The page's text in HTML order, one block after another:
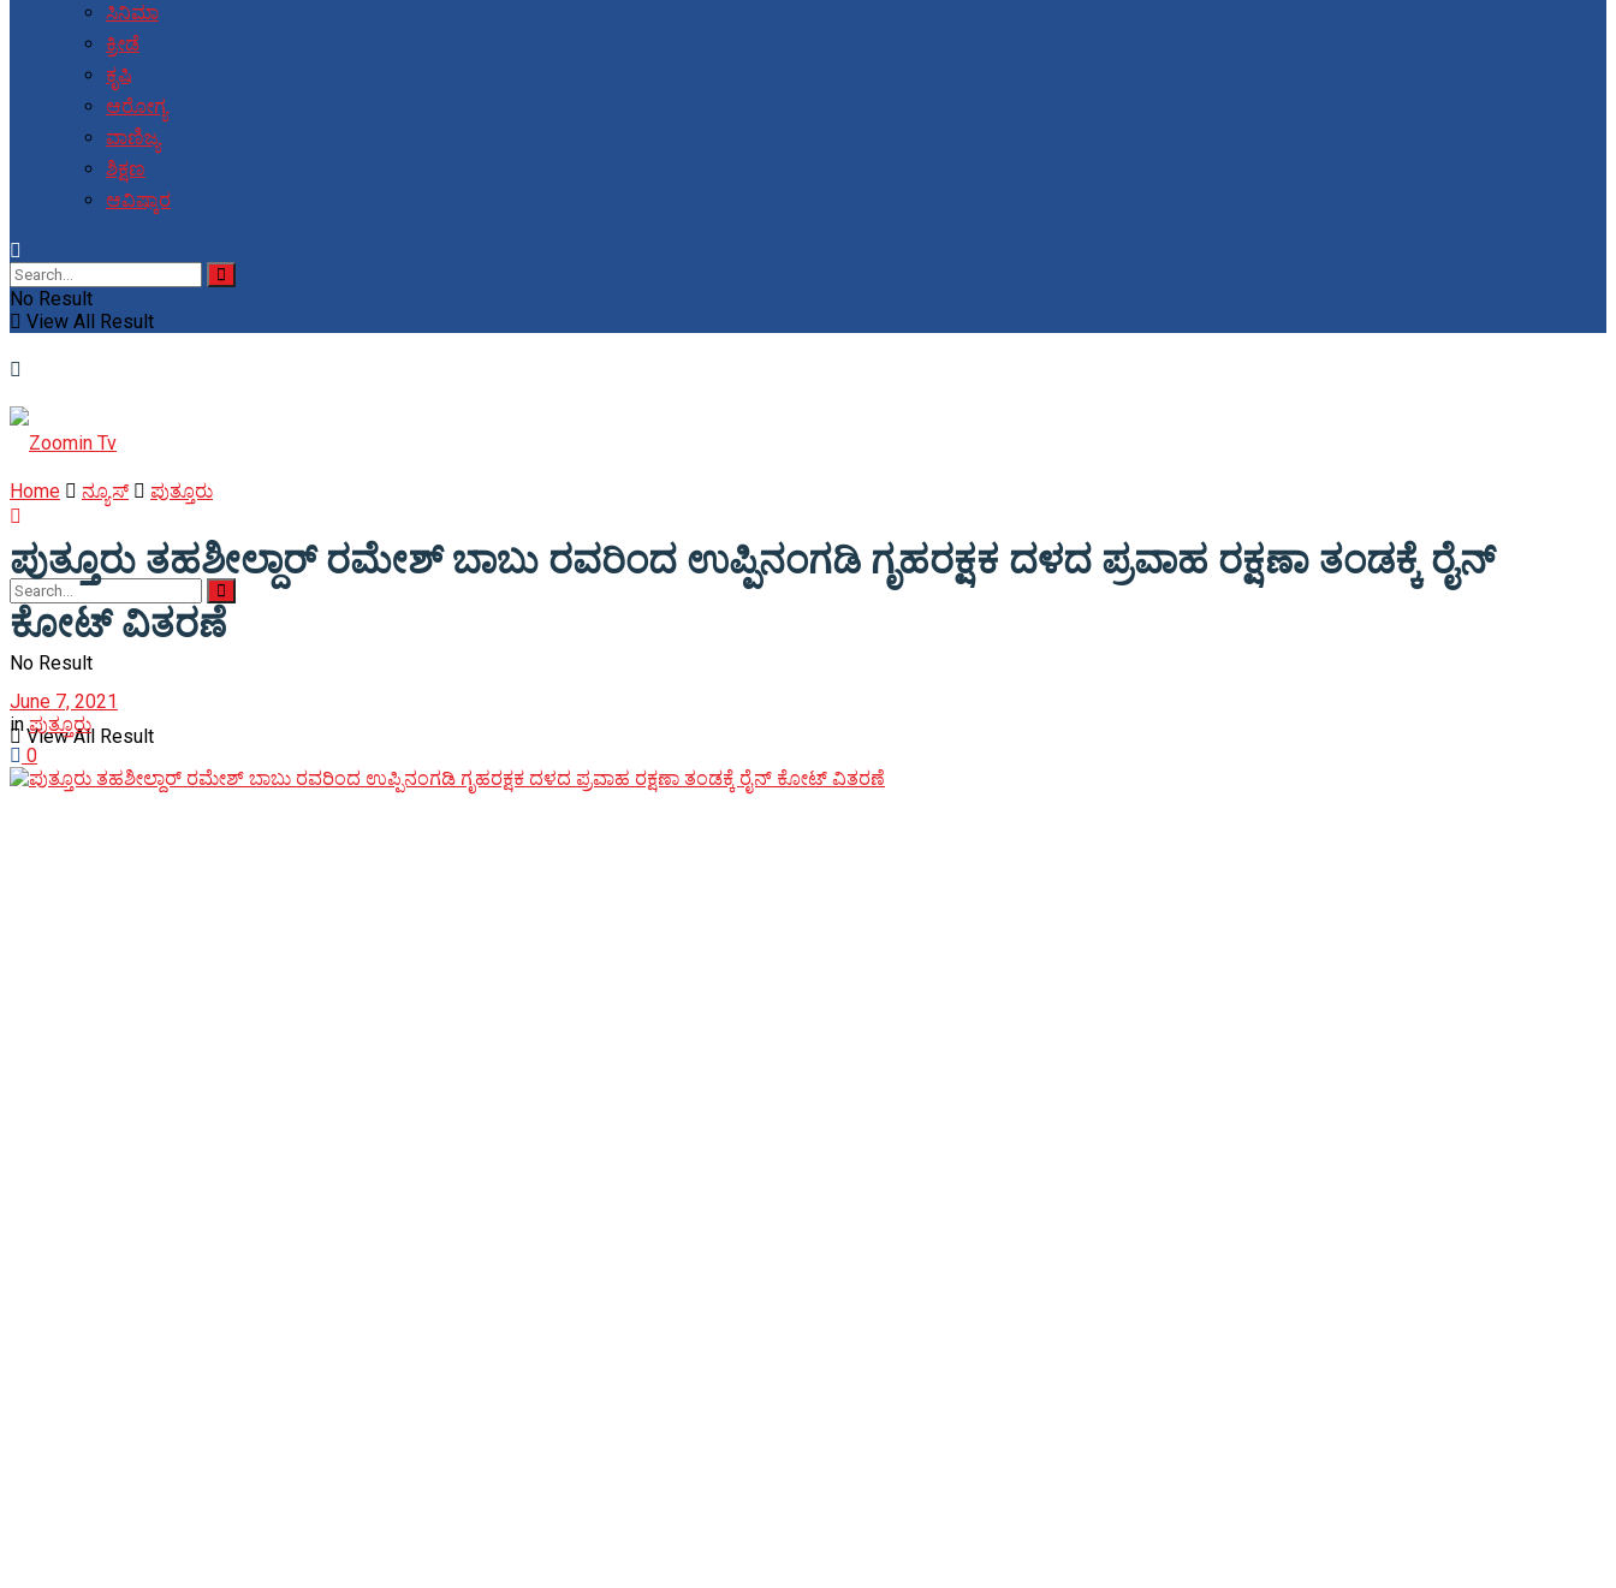
ಸಿನಿಮಾ
ಕ್ರೀಡೆ
ಕೃಷಿ
ಆರೋಗ್ಯ
ವಾಣಿಜ್ಯ
ಶಿಕ್ಷಣ
ಆವಿಷ್ಕಾರ
No Result
View All Result
No Result
View All Result
Home ನ್ಯೂಸ್ ಪುತ್ತೂರು
ಪುತ್ತೂರು ತಹಶೀಲ್ದಾರ್ ರಮೇಶ್ ಬಾಬು ರವರಿಂದ ಉಪ್ಪಿನಂಗಡಿ ಗೃಹರಕ್ಷಕ ದಳದ ಪ್ರವಾಹ ರಕ್ಷಣಾ ತಂಡಕ್ಕೆ ರೈನ್
ಕೋಟ್ ವಿತರಣೆ
June 7, 2021
in ಪುತ್ತೂರು
0